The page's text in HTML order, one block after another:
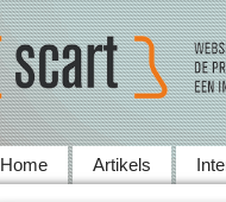
Home Artikels